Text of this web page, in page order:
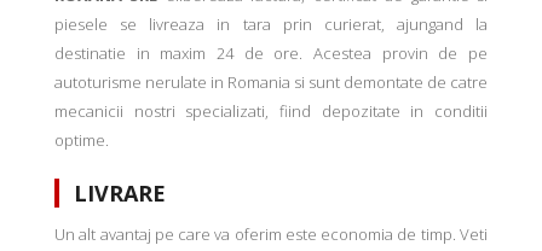
piesele se livreaza in tara prin curierat, ajungand la
destinatie in maxim 24 de ore. Acestea provin de pe
autoturisme nerulate in Romania si sunt demontate de catre
mecanicii nostri specializati, fiind depozitate in conditii
optime.
LIVRARE
Un alt avantaj pe care va oferim este economia de timp. Veti